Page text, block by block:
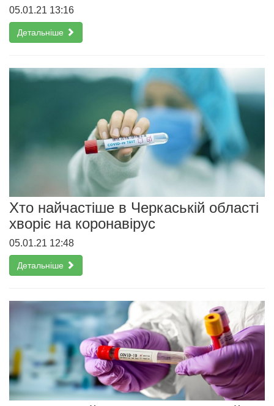
05.01.21 13:16
Детальніше
Хто найчастіше в Черкаській області
хворіє на коронавірус
05.01.21 12:48
Детальніше